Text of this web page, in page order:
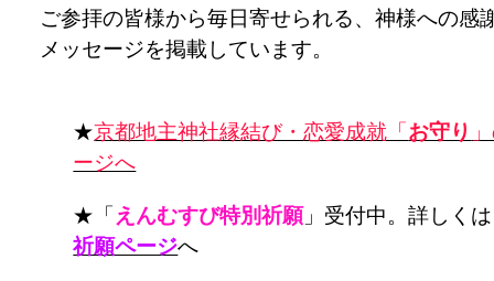
ご参拝の皆様から毎日寄せられる、神様への感
メッセージを掲載しています。
★京都地主神社縁結び・恋愛成就「お守り
ージへ
★「 えんむすび特別祈願」受付中。詳しく
祈願ページへ